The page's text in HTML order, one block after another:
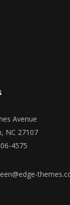
Avenue
NC 27107
4575